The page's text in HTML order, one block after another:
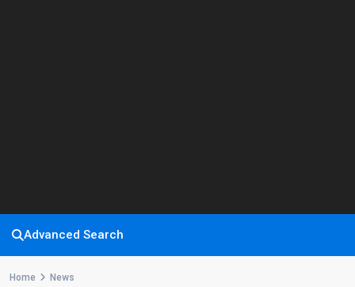
Advanced Search
Home
News